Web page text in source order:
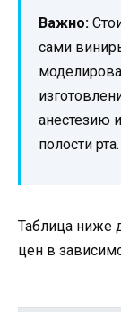
Важно:
сами
анестезию
полости рта.
Таблица ниже
цен в